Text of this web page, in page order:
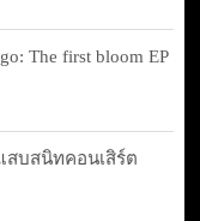
The first bloom EP
แสบสนิทคอนเสิร์ต